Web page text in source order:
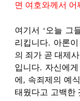
면 여호와께서
여기서 ‘오늘 그
리킵니다. 아론
의 죄가 곧 대제
입니다. 자신에
에, 속죄제의 예
태웠다고 고백한